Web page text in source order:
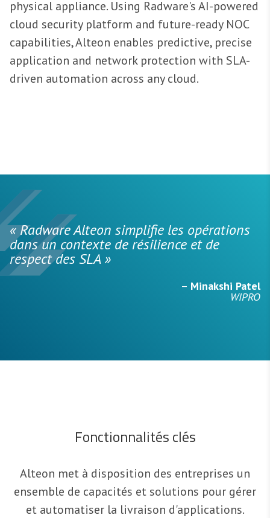
physical appliance. Using Radware's AI-powered
cloud security platform and future-ready NOC
capabilities, Alteon enables predictive, precise
application and network protection with SLA-
driven automation across any cloud.
« Radware Alteon simplifie les opérations
dans un contexte de résilience et de
respect des SLA »
– Minakshi Patel
WIPRO
Fonctionnalités clés
Alteon met à disposition des entreprises un
ensemble de capacités et solutions pour gérer
et automatiser la livraison d'applications.